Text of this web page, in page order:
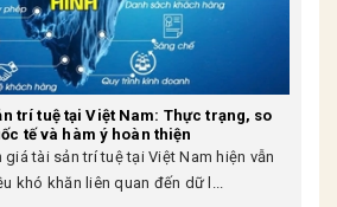
trí tuệ tại Việt Nam: Thực trạng, so
tế và hàm ý hoàn thiện
tài sản trí tuệ tại Việt Nam hiện vẫn
khó khăn liên quan đến dữ l...